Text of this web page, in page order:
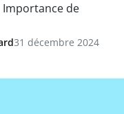
Importance de
31 décembre 2024